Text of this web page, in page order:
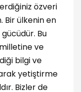
özveri
Bir ülkenin en
Bu
ve
bilgi ve
yetiştirme
Bizler de